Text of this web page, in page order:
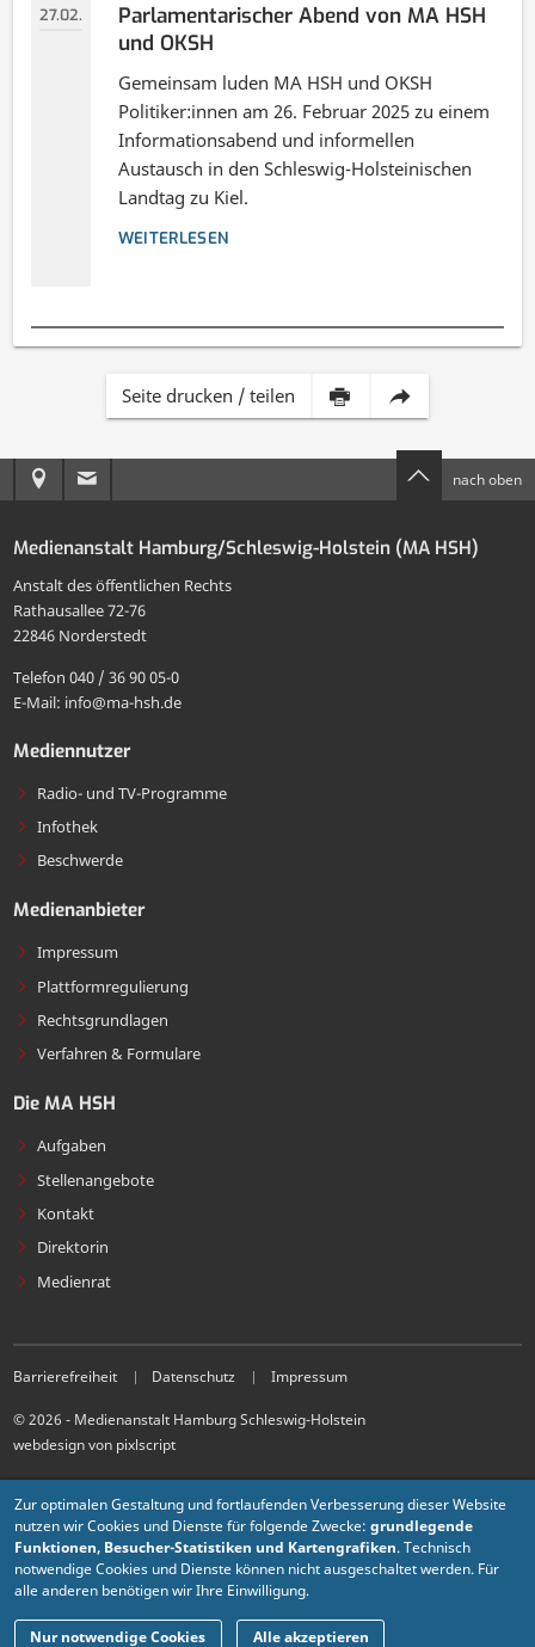
27.02.
Parlamentarischer Abend von MA HSH
und OKSH
Gemeinsam luden MA HSH und OKSH
Politiker:innen am 26. Februar 2025 zu einem
Informationsabend und informellen
Austausch in den Schleswig-Holsteinischen
Landtag zu Kiel.
WEITERLESEN
Seite drucken / teilen
Inhalt Diese
per
Anreise
MA
HSH
an
die
MA
HSH
nach oben
Medienanstalt Hamburg/Schleswig-Holstein (MA HSH)
Anstalt des öffentlichen Rechts
Rathausallee 72-76
22846 Norderstedt
Telefon 040 / 36 90 05-0
E-Mail: info@ma-hsh.de
Mediennutzer
Radio- und TV-Programme
Infothek
Beschwerde
Medienanbieter
Impressum
Plattformregulierung
Rechtsgrundlagen
Verfahren & Formulare
Die MA HSH
Aufgaben
Stellenangebote
Kontakt
Direktorin
Medienrat
Barrierefreiheit Datenschutz Impressum
© 2026 - Medienanstalt Hamburg Schleswig-Holstein
webdesign von pixlscript
Zur optimalen Gestaltung und fortlaufenden Verbesserung dieser Website
nutzen wir Cookies und Dienste für folgende Zwecke: grundlegende
Funktionen, Besucher-Statistiken und Kartengrafiken. Technisch
notwendige Cookies und Dienste können nicht ausgeschaltet werden. Für
alle anderen benötigen wir Ihre Einwilligung.
Nur notwendige Cookies Alle akzeptieren